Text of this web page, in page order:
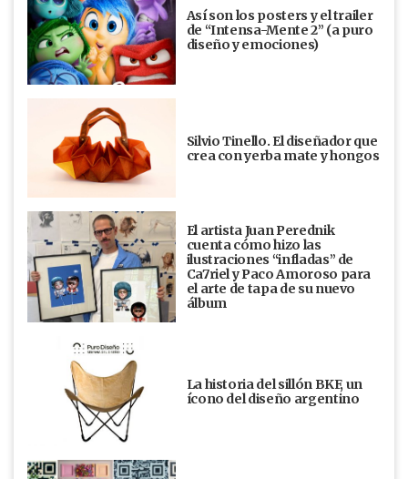
Así son los posters y el trailer
de “Intensa-Mente 2” (a puro
diseño y emociones)
Silvio Tinello. El diseñador que
crea con yerba mate y hongos
El artista Juan Perednik
cuenta cómo hizo las
ilustraciones “infladas” de
Ca7riel y Paco Amoroso para
el arte de tapa de su nuevo
álbum
La historia del sillón BKF, un
ícono del diseño argentino